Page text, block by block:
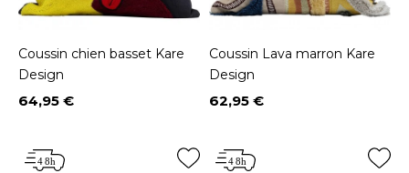
Coussin chien basset Kare
Design
Prix
64,95 €
Coussin Lava marron Kare
Design
Prix
62,95 €